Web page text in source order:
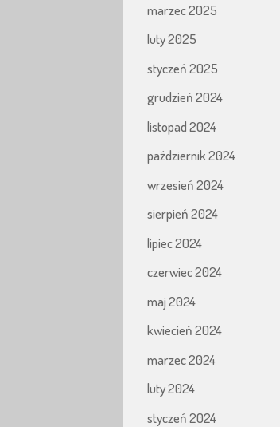
marzec 2025
luty 2025
styczeń 2025
grudzień 2024
listopad 2024
październik 2024
wrzesień 2024
sierpień 2024
lipiec 2024
czerwiec 2024
maj 2024
kwiecień 2024
marzec 2024
luty 2024
styczeń 2024